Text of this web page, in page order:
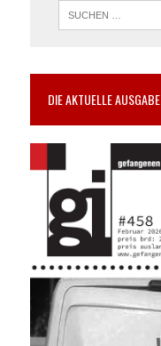
DIE AKTUELLE AUSGABE